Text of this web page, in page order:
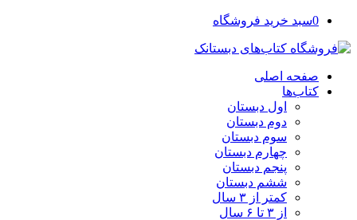
0سبد خرید فروشگاه
صفحه اصلی
کتاب‌ها
اول دبستان
دوم دبستان
سوم دبستان
چهارم دبستان
پنجم دبستان
ششم دبستان
کمتر از ۳ سال
از ۳ تا ۶ سال